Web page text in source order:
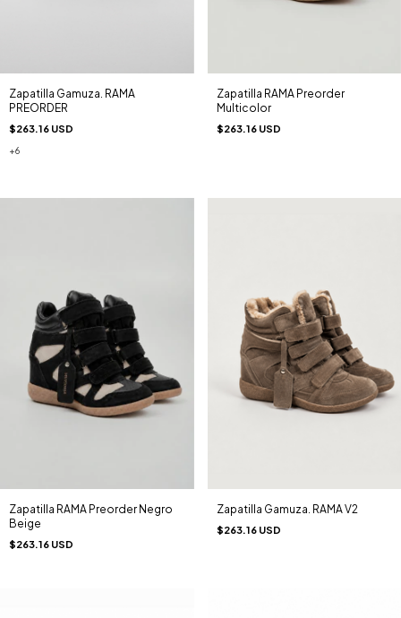
Zapatilla Gamuza. RAMA
PREORDER
$263.16 USD
+6
Zapatilla RAMA Preorder
Multicolor
$263.16 USD
Zapatilla RAMA Preorder Negro
Beige
$263.16 USD
Zapatilla Gamuza. RAMA V2
$263.16 USD